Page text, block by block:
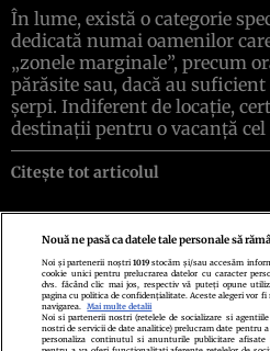
În lume, există o categorie
dedicată numai oamenilor
„zonele marginale”, precum
părăsite sau, dacă au
şerpi. Indiferent de locaţie,
destinaţii pentru o vacanţă
Citește tot articolul
Politica de confidenţialitate Politica
Echipa redacțională
Nouă ne pasă ca datele tale personale să
Noi și partenerii noștri1019 stocăm și/sau accesăm
cookie unici pentru prelucrarea datelor cu caracter
dvs. făcând clic mai jos, respectiv vă puteți opune
pagina cu politica de confidențialitate. Aceste alegeri vor
navigarea.
Mai multe detalii
Noi si partenerii nostri (retelele de socializare si
nostri de servicii de date analitice) prelucram date pentru
personaliza continutul si anunturile publicitare